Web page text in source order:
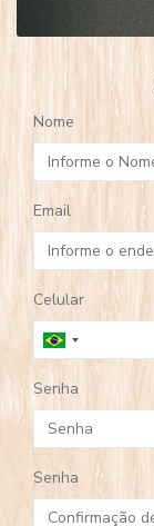
Nome
Email
Celular
Senha
Senha